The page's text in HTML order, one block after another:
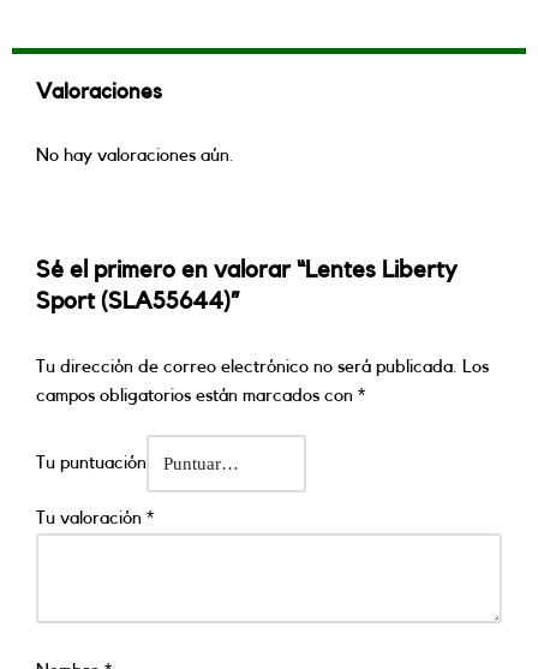
Valoraciones
No hay valoraciones aún.
Sé el primero en valorar “Lentes Liberty
Sport (SLA55644)”
Tu dirección de correo electrónico no será publicada.
Los
campos obligatorios están marcados con *
Tu puntuación
Tu valoración *